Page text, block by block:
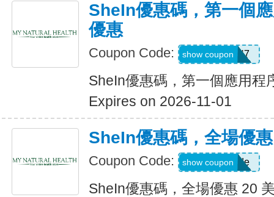
SheIn優惠碼，第一個
優惠
Coupon Code: QTEK4N7
show coupon
SheIn優惠碼，第一個應用程
Expires on 2026-11-01
SheIn優惠碼，全場優
Coupon Code: Show Code
show coupon
SheIn優惠碼，全場優惠 20